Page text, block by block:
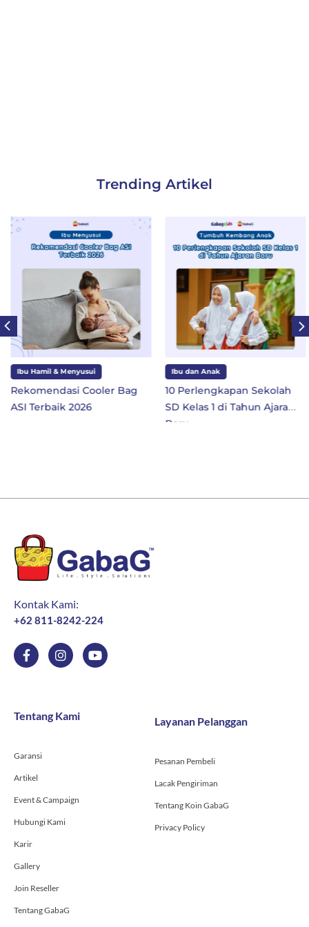
Trending Artikel
Ibu Hamil & Menyusui
Rekomendasi Cooler Bag
ASI Terbaik 2026
Ibu dan Anak
10 Perlengkapan Sekolah
SD Kelas 1 di Tahun Ajaran
Baru
Kontak Kami:
+62 811-8242-224
F
a
o
o
f
I
n
g
r
Y
o
Tentang Kami
Garansi
Artikel
Event & Campaign
Hubungi Kami
Karir
Gallery
Join Reseller
Tentang GabaG
Layanan Pelanggan
Pesanan Pembeli
Lacak Pengiriman
Tentang Koin GabaG
Privacy Policy